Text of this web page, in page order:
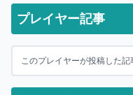
プレイヤー記事
このプレイヤーが投稿した記